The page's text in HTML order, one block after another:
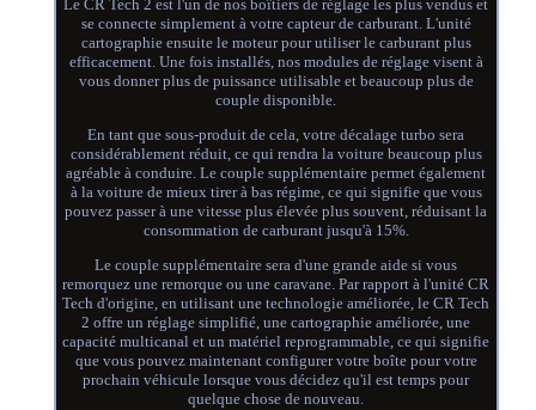
Le CR Tech 2 est l'un de nos boîtiers de réglage les plus vendus et
se connecte simplement à votre capteur de carburant. L'unité
cartographie ensuite le moteur pour utiliser le carburant plus
efficacement. Une fois installés, nos modules de réglage visent à
vous donner plus de puissance utilisable et beaucoup plus de
couple disponible.
En tant que sous-produit de cela, votre décalage turbo sera
considérablement réduit, ce qui rendra la voiture beaucoup plus
agréable à conduire. Le couple supplémentaire permet également
à la voiture de mieux tirer à bas régime, ce qui signifie que vous
pouvez passer à une vitesse plus élevée plus souvent, réduisant la
consommation de carburant jusqu'à 15%.
Le couple supplémentaire sera d'une grande aide si vous
remorquez une remorque ou une caravane. Par rapport à l'unité CR
Tech d'origine, en utilisant une technologie améliorée, le CR Tech
2 offre un réglage simplifié, une cartographie améliorée, une
capacité multicanal et un matériel reprogrammable, ce qui signifie
que vous pouvez maintenant configurer votre boîte pour votre
prochain véhicule lorsque vous décidez qu'il est temps pour
quelque chose de nouveau.